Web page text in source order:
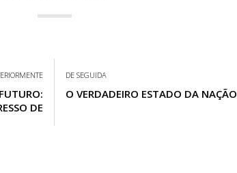
DE
DE SEGUIDA
O VERDADEIRO ESTADO DA NAÇÃO